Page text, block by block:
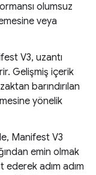
olumsuz
veya
V3, uzantı
Gelişmiş içerik
barındırılan
yönelik
Manifest V3
emin olmak
ederek adım adım